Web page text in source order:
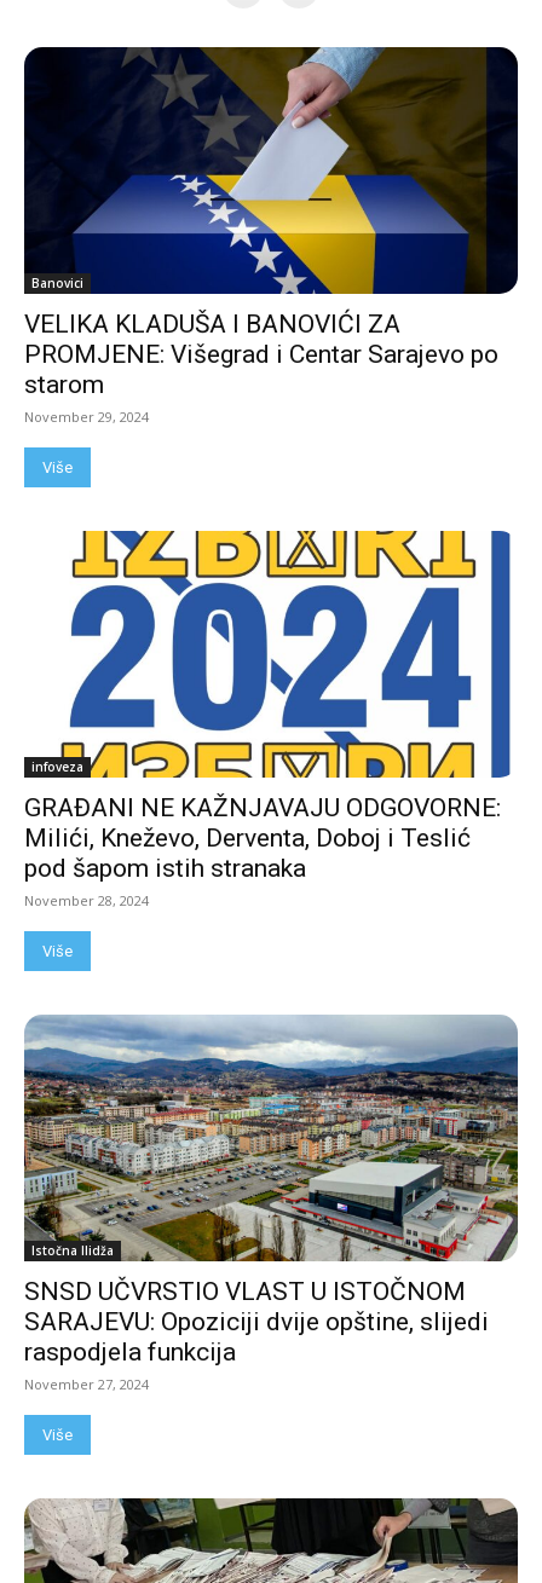
Banovici
VELIKA KLADUŠA I BANOVIĆI ZA
PROMJENE: Višegrad i Centar Sarajevo po
starom
November 29, 2024
Više
infoveza
GRAĐANI NE KAŽNJAVAJU ODGOVORNE:
Milići, Kneževo, Derventa, Doboj i Teslić
pod šapom istih stranaka
November 28, 2024
Više
Istočna Ilidža
SNSD UČVRSTIO VLAST U ISTOČNOM
SARAJEVU: Opoziciji dvije opštine, slijedi
raspodjela funkcija
November 27, 2024
Više